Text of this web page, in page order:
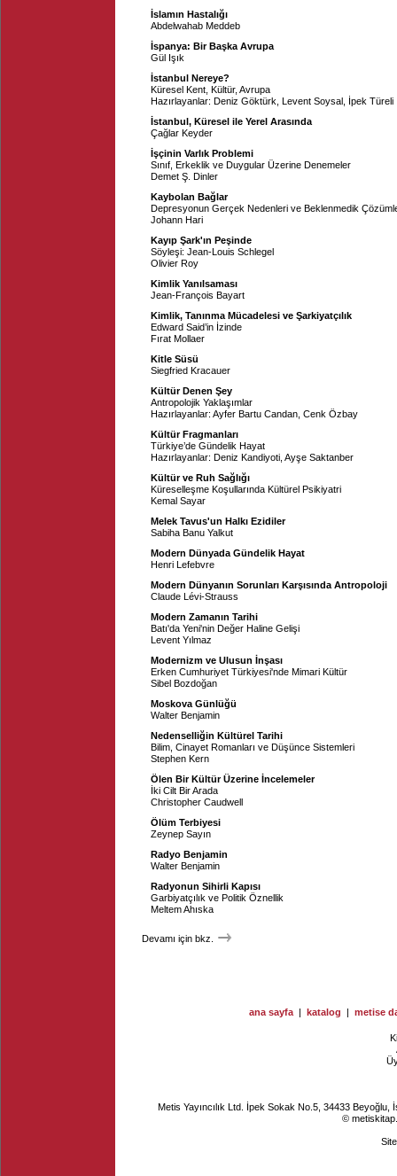
İslamın Hastalığı
Abdelwahab Meddeb
İspanya: Bir Başka Avrupa
Gül Işık
İstanbul Nereye?
Küresel Kent, Kültür, Avrupa
Hazırlayanlar: Deniz Göktürk Levent Soysal İpek Türeli
İstanbul, Küresel ile Yerel Arasında
Çağlar Keyder
İşçinin Varlık Problemi
Sınıf, Erkeklik ve Duygular Üzerine Denemeler
Demet Ş. Dinler
Kaybolan Bağlar
Depresyonun Gerçek Nedenleri ve Beklenmedik
Johann Hari
Kayıp Şark'ın Peşinde
Söyleşi: Jean-Louis Schlegel
Olivier Roy
Kimlik Yanılsaması
Jean-François Bayart
Kimlik, Tanınma Mücadelesi ve Şarkiyatçılık
Edward Said’in İzinde
Fırat Mollaer
Kitle Süsü
Siegfried Kracauer
Kültür Denen Şey
Antropolojik Yaklaşımlar
Hazırlayanlar: Ayfer Bartu Candan Cenk Özbay
Kültür Fragmanları
Türkiye’de Gündelik Hayat
Hazırlayanlar: Deniz Kandiyoti Ayşe Saktanber
Kültür ve Ruh Sağlığı
Küreselleşme Koşullarında Kültürel Psikiyatri
Kemal Sayar
Melek Tavus'un Halkı Ezidiler
Sabiha Banu Yalkut
Modern Dünyada Gündelik Hayat
Henri Lefebvre
Modern Dünyanın Sorunları Karşısında Antropoloji
Claude Lévi-Strauss
Modern Zamanın Tarihi
Batı'da Yeni'nin Değer Haline Gelişi
Levent Yılmaz
Modernizm ve Ulusun İnşası
Erken Cumhuriyet Türkiyesi'nde Mimari Kültür
Sibel Bozdoğan
Moskova Günlüğü
Walter Benjamin
Nedenselliğin Kültürel Tarihi
Bilim, Cinayet Romanları ve Düşünce Sistemleri
Stephen Kern
Ölen Bir Kültür Üzerine İncelemeler
İki Cilt Bir Arada
Christopher Caudwell
Ölüm Terbiyesi
Zeynep Sayın
Radyo Benjamin
Walter Benjamin
Radyonun Sihirli Kapısı
Garbiyatçılık ve Politik Öznellik
Meltem Ahıska
Devamı için bkz.
ana sayfa | katalog | metise
Metis Yayıncılık Ltd. İpek Sokak No.5, 34433
©